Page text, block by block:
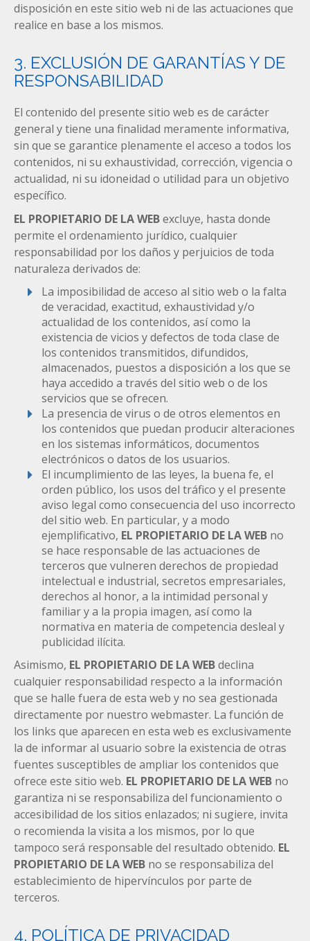
disposición en este sitio web ni de las actuaciones que
realice en base a los mismos.
3. EXCLUSIÓN DE GARANTÍAS Y DE
RESPONSABILIDAD
El contenido del presente sitio web es de carácter
general y tiene una finalidad meramente informativa,
sin que se garantice plenamente el acceso a todos los
contenidos, ni su exhaustividad, corrección, vigencia o
actualidad, ni su idoneidad o utilidad para un objetivo
específico.
EL PROPIETARIO DE LA WEBexcluye, hasta donde
permite el ordenamiento jurídico, cualquier
responsabilidad por los daños y perjuicios de toda
naturaleza derivados de:
La imposibilidad de acceso al sitio web o la falta
de veracidad, exactitud, exhaustividad y/o
actualidad de los contenidos, así como la
existencia de vicios y defectos de toda clase de
los contenidos transmitidos, difundidos,
almacenados, puestos a disposición a los que se
haya accedido a través del sitio web o de los
servicios que se ofrecen.
La presencia de virus o de otros elementos en
los contenidos que puedan producir alteraciones
en los sistemas informáticos, documentos
electrónicos o datos de los usuarios.
El incumplimiento de las leyes, la buena fe, el
orden público, los usos del tráfico y el presente
aviso legal como consecuencia del uso incorrecto
del sitio web. En particular, y a modo
ejemplificativo, EL PROPIETARIO DE LA WEB no
se hace responsable de las actuaciones de
terceros que vulneren derechos de propiedad
intelectual e industrial, secretos empresariales,
derechos al honor, a la intimidad personal y
familiar y a la propia imagen, así como la
normativa en materia de competencia desleal y
publicidad ilícita.
Asimismo, EL PROPIETARIO DE LA WEBdeclina
cualquier responsabilidad respecto a la información
que se halle fuera de esta web y no sea gestionada
directamente por nuestro webmaster. La función de
los links que aparecen en esta web es exclusivamente
la de informar al usuario sobre la existencia de otras
fuentes susceptibles de ampliar los contenidos que
ofrece este sitio web. EL PROPIETARIO DE LA WEB no
garantiza ni se responsabiliza del funcionamiento o
accesibilidad de los sitios enlazados; ni sugiere, invita
o recomienda la visita a los mismos, por lo que
tampoco será responsable del resultado obtenido. EL
PROPIETARIO DE LA WEB no se responsabiliza del
establecimiento de hipervínculos por parte de
terceros.
4. POLÍTICA DE PRIVACIDAD